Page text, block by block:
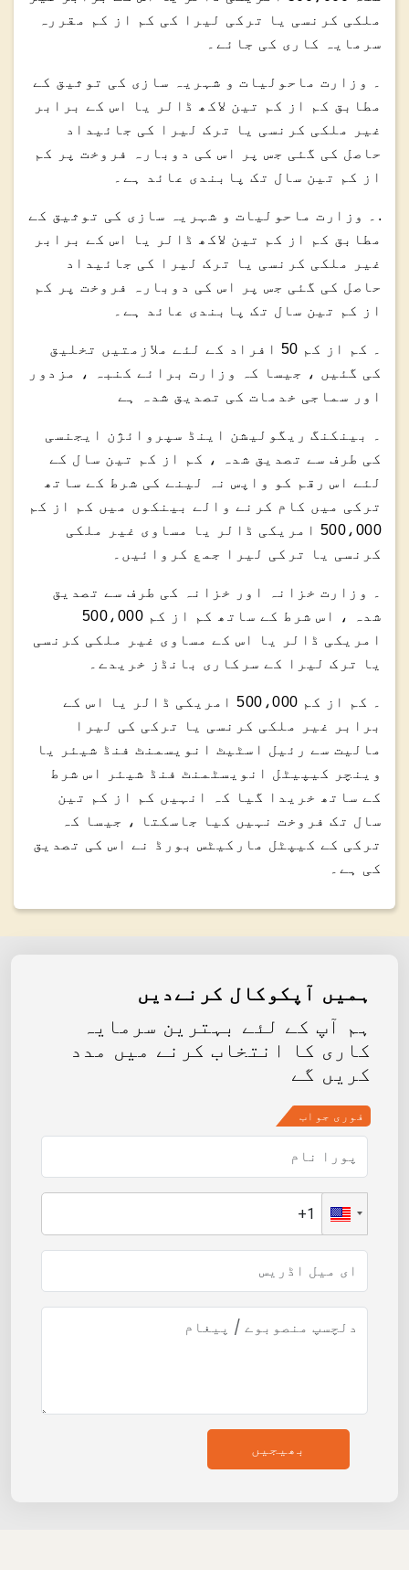
ملکی کرنسی یا ترکی لیرا کی کم از کم مقررہ
سرمایہ کاری کی جائے۔
۔ وزارت ماحولیات و شہریہ سازی کی توثیق کے
مطابق کم از کم تین لاکھ ڈالر یا اس کے برابر
غیر ملکی کرنسی یا ترک لیرا کی جائیداد
حاصل کی گئی جس پر اس کی دوبارہ فروخت پر کم
از کم تین سال تک پابندی عائد ہے۔
.۔ وزارت ماحولیات و شہریہ سازی کی توثیق کے
مطابق کم از کم تین لاکھ ڈالر یا اس کے برابر
غیر ملکی کرنسی یا ترک لیرا کی جائیداد
حاصل کی گئی جس پر اس کی دوبارہ فروخت پر کم
از کم تین سال تک پابندی عائد ہے۔
۔ کم از کم 50 افراد کے لئے ملازمتیں تخلیق
کی گئیں ، جیسا کہ وزارت برائے کنبہ ، مزدور
اور سماجی خدمات کی تصدیق شدہ ہے
۔ بینکنگ ریگولیشن اینڈ سپروائژن ایجنسی
کی طرف سے تصدیق شدہ ، کم از کم تین سال کے
لئے اس رقم کو واپس نہ لینے کی شرط کے ساتھ
ترکی میں کام کرنے والے بینکوں میں کم از کم
500،000 امریکی ڈالر یا مساوی غیر ملکی
کرنسی یا ترکی لیرا جمع کروائیں۔
۔ وزارت خزانہ اور خزانہ کی طرف سے تصدیق
شدہ ، اس شرط کے ساتھ کم از کم 500،000
امریکی ڈالر یا اس کے مساوی غیر ملکی کرنسی
یا ترک لیرا کے سرکاری بانڈز خریدے۔
۔ کم از کم 500،000 امریکی ڈالر یا اس کے
برابر غیر ملکی کرنسی یا ترکی کی لیرا
مالیت سے رئیل اسٹیٹ انویسمنٹ فنڈ شیئر یا
وینچر کیپیٹل انویسٹمنٹ فنڈ شیئر اس شرط
کے ساتھ خریدا گیا کہ انہیں کم از کم تین
سال تک فروخت نہیں کیا جاسکتا ، جیسا کہ
ترکی کے کیپٹل مارکیٹس بورڈ نے اس کی تصدیق
کی ہے۔
ہمیں آپکوکال کرنےدیں
ہم آپ کے لئے بہترین سرمایہ
کاری کا انتخاب کرنے میں مدد
کریں گے
فوری جواب
بھیجیں